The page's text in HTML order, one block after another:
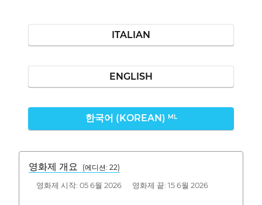
ITALIAN
ENGLISH
한국어 (KOREAN) ML
영화제 개요 (에디션: 22)
영화제 시작: 05 6월 2026 영화제 끝: 15 6월 2026